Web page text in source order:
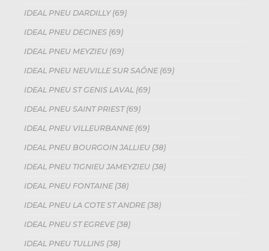
IDEAL PNEU DARDILLY (69)
IDEAL PNEU DECINES (69)
IDEAL PNEU MEYZIEU (69)
IDEAL PNEU NEUVILLE SUR SAÔNE (69)
IDEAL PNEU ST GENIS LAVAL (69)
IDEAL PNEU SAINT PRIEST (69)
IDEAL PNEU VILLEURBANNE (69)
IDEAL PNEU BOURGOIN JALLIEU (38)
IDEAL PNEU TIGNIEU JAMEYZIEU (38)
IDEAL PNEU FONTAINE (38)
IDEAL PNEU LA COTE ST ANDRE (38)
IDEAL PNEU ST EGREVE (38)
IDEAL PNEU TULLINS (38)